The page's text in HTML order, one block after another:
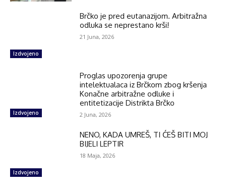
Izdvojeno
Brčko je pred eutanazijom. Arbitražna
odluka se neprestano krši!
21 Juna, 2026
Izdvojeno
Proglas upozorenja grupe
intelektualaca iz Brčkom zbog kršenja
Konačne arbitražne odluke i
entitetizacije Distrikta Brčko
2 Juna, 2026
Izdvojeno
NENO, KADA UMREŠ, TI ĆEŠ BITI MOJ
BIJELI LEPTIR
18 Maja, 2026